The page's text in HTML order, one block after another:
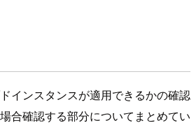
インスタンスが適用できるかの確認
合確認する部分についてまとめてい